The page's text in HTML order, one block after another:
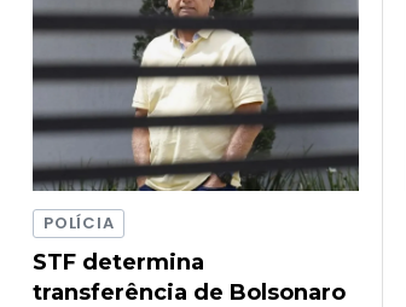
POLÍCIA
STF determina
transferência de Bolsonaro